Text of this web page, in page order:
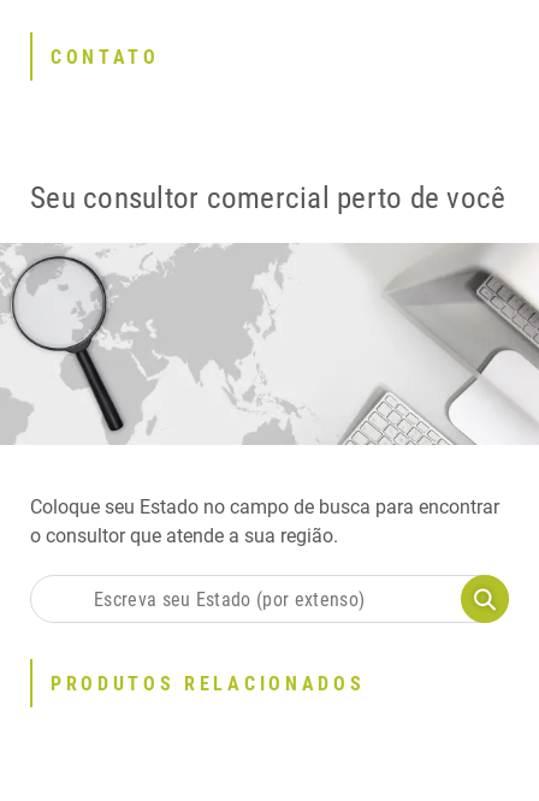
CONTATO
Seu consultor comercial perto de você
Coloque seu Estado no campo de busca para encontrar
o consultor que atende a sua região.
PRODUTOS RELACIONADOS